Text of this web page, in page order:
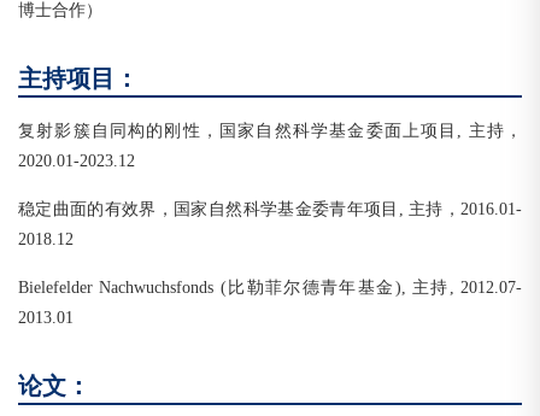
博士合作）
主持项目：
复射影簇自同构的刚性，国家自然科学基金委面上项目, 主持，
2020.01-2023.12
稳定曲面的有效界，国家自然科学基金委青年项目, 主持，2016.01-
2018.12
Bielefelder Nachwuchsfonds (比勒菲尔德青年基金), 主持, 2012.07-
2013.01
论文：